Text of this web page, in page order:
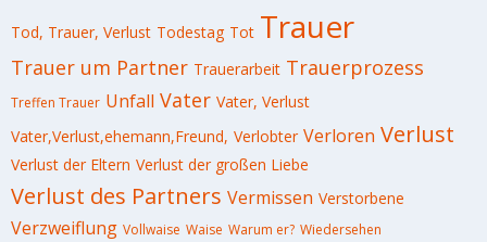
Tod, Trauer, Verlust Todestag Tot Trauer
Trauer um Partner Trauerarbeit Trauerprozess
Treffen Trauer Unfall Vater Vater, Verlust
Vater,Verlust,ehemann,Freund, Verlobter Verloren Verlust
Verlust der Eltern Verlust der großen Liebe
Verlust des Partners Vermissen Verstorbene
Verzweiflung Vollwaise Waise Warum er? Wiedersehen